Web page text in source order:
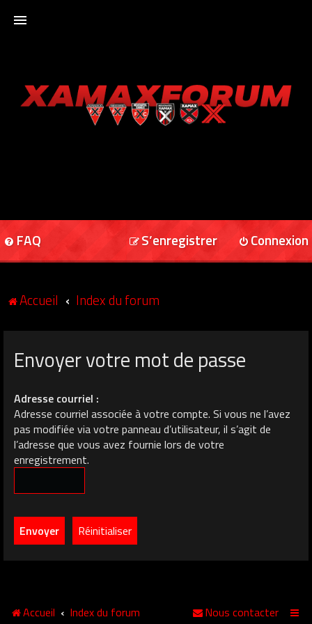
XAMAXFORUM
FAQ Connexion
S’enregistrer
Accueil Index du forum
Envoyer votre mot de passe
Adresse courriel :
Adresse courriel associée à votre compte. Si vous ne l’avez
pas modifiée via votre panneau d’utilisateur, il s’agit de
l’adresse que vous avez fournie lors de votre
enregistrement.
Accueil Index du forum Nous contacter